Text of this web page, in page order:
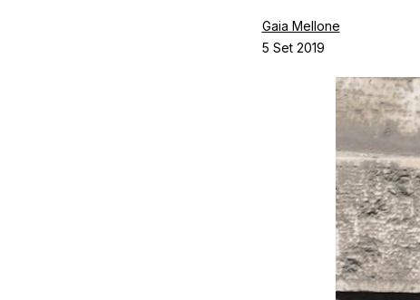
Gaia Mellone
5 Set 2019